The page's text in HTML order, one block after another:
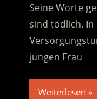
Seine Worte
sind tödlich.
jungen Frau
Weiterlesen